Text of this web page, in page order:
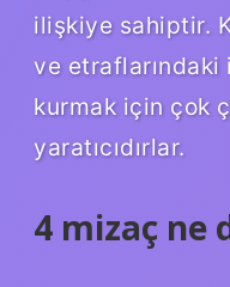
ilişkiye sahiptir.
ve
kurmak için çok
yaratıcıdırlar.
4 mizaç ne